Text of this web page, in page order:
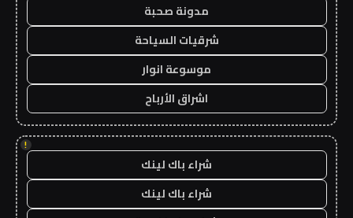
مدونة صحبة
شرقيات السياحة
موسوعة انوار
اشراق الأرباح
!
شراء باك لينك
شراء باك لينك